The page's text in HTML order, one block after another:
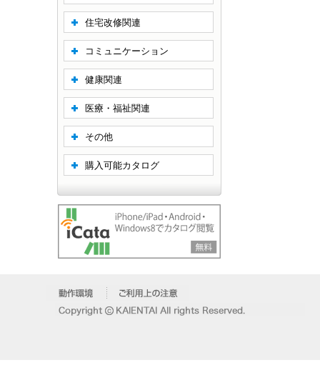
住宅改修関連
コミュニケーション
健康関連
医療・福祉関連
その他
購入可能カタログ